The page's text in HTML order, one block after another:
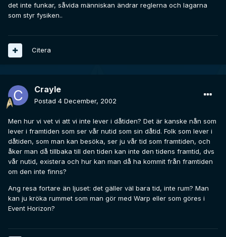
det inte funkar, såvida människan ändrar reglerna och lagarna
som styr fysiken..
Citera
Crayle
Postad 4 December, 2002
Men hur vi vet vi att vi inte lever i dåtiden? Det är kanske nån som
lever i framtiden som ser vår nutid som sin dåtid. Folk som lever i
dåtiden, som man kan besöka, ser ju vår tid som framtiden, och
åker man då tillbaka till den tiden kan inte den tidens framtid, dvs
vår nutid, existera och hur kan man då ha kommit från framtiden
om den inte finns?
Ang resa fortare än ljuset: det gäller väl bara tid, inte rum? Man
kan ju kröka rummet som man gör med Warp eller som göres i
Event Horizon?